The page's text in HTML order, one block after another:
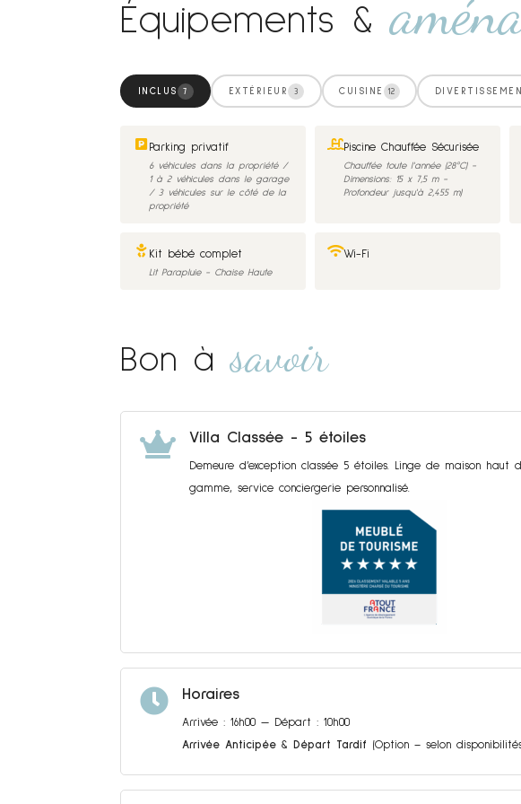
Équipements &
INCLUS 7 EXTÉRIEUR 3 CUISINE 12
Parking privatif
6 véhicules dans la propriété /
1 à 2 véhicules dans le garage
/ 3 véhicules sur le côté de la
propriété
Piscine Chauffée Sécurisée
Chauffée toute l'année (28°C) -
Dimensions: 15 x 7,5 m -
Profondeur jusqu'à 2,455 m)
Kit bébé complet
Lit Parapluie - Chaise Haute
Wi-Fi
Bon àsavoir
 Villa Classée - 5 étoiles
Demeure d’exception classée 5 étoiles. Linge de maison haut
gamme, service conciergerie personnalisé.
 Horaires
Arrivée : 16h00 — Départ : 10h00
Arrivée Anticipée& Départ Tardif (Option – selon